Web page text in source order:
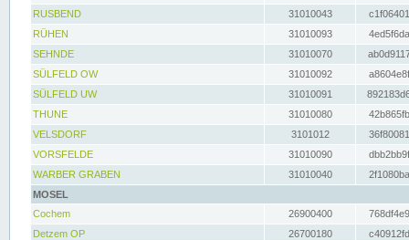
RUSBEND
31010043
RÜHEN
31010093
SEHNDE
31010070
SÜLFELD OW
31010092
SÜLFELD UW
31010091
THUNE
31010080
VELSDORF
3101012
VORSFELDE
31010090
WARBER GRABEN
31010040
MOSEL
Cochem
26900400
Detzem OP
26700180